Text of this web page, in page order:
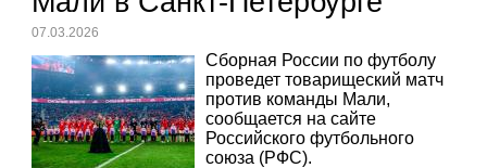
07.03.2026
Сборная России по футболу
проведет товарищеский матч
против команды Мали,
сообщается на сайте
Российского футбольного
союза (РФС).